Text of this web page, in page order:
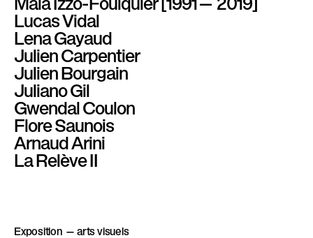
è
l
e
Lucas Vidal
Lena Gayaud
Julien Carpentier
Julien Bourgain
Juliano Gil
Gwendal Coulon
Flore Saunois
Arnaud Arini
La Relève II
Exposition — arts visuels